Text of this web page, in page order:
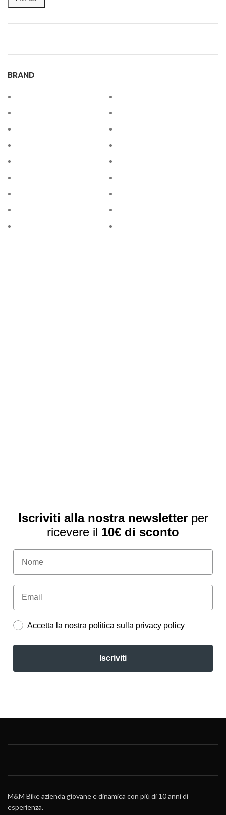
BRAND
Iscriviti alla nostra newsletterper
ricevere il 10€ di sconto
Accetta la nostra politica sulla privacy policy
Iscriviti
M&M Bike azienda giovane e dinamica con più di 10 anni di
esperienza.